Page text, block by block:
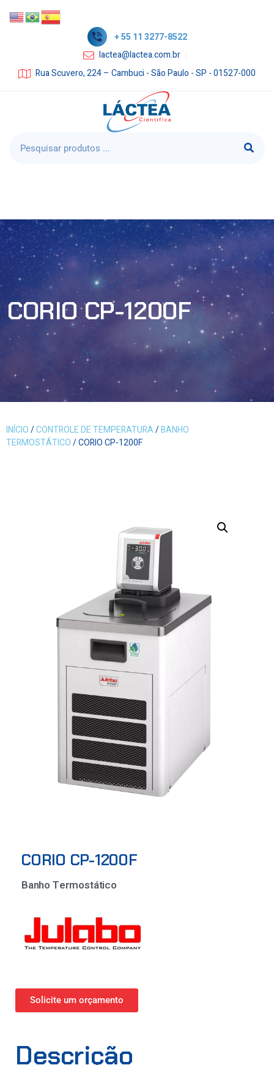
+ 55 11 3277-8522
lactea@lactea.com.br
Rua Scuvero, 224 – Cambuci - São Paulo - SP - 01527-000
CORIO CP-1200F
INÍCIO/CONTROLE DE TEMPERATURA/BANHO
TERMOSTÁTICO/ CORIO CP-1200F
CORIO CP-1200F
Banho Termostático
Solicite um orçamento
Descrição